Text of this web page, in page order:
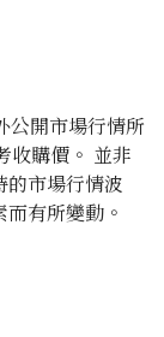
公開市場行情所
收購價。 並非
的市場行情波
有所變動。